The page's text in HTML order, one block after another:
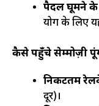
पैदल घूमने के
योग के लिए
कैसे पहुँचे सेम्मोज़ी
निकटतम
दूर)।